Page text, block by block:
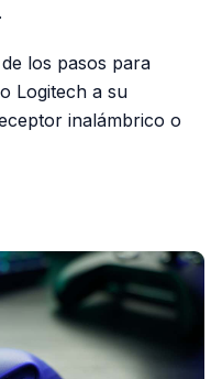
los pasos para
Logitech a su
inalámbrico o